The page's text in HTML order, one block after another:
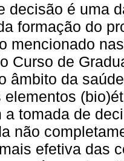
decisão é uma
formação do
mencionado
Curso de
âmbito da
elementos
a tomada de
não
efetiva das